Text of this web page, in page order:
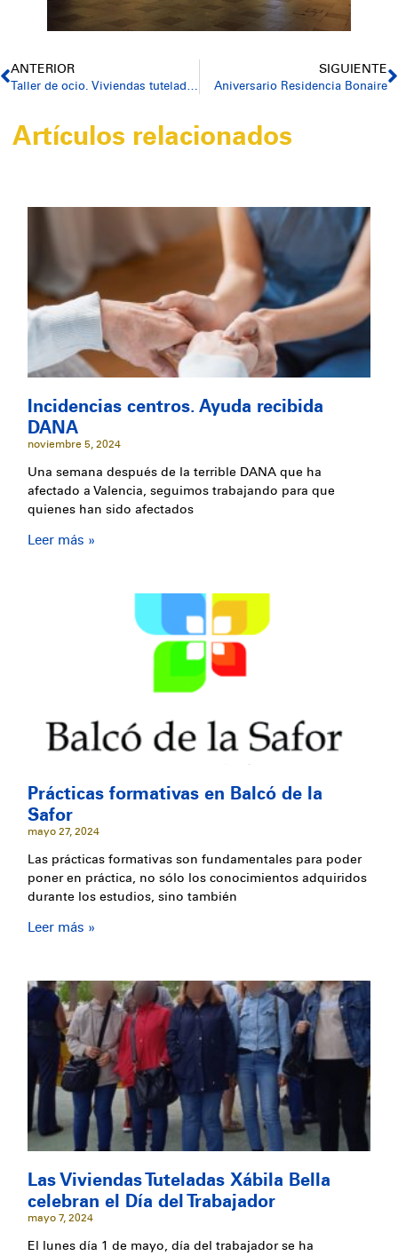
ANTERIOR SIGUIENTE
Aniversario Residencia Bonaire
Artículos relacionados
Incidencias centros. Ayuda recibida
DANA
noviembre 5, 2024
Una semana después de la terrible DANA que ha
afectado a Valencia, seguimos trabajando para que
quienes han sido afectados
Leer más »
Prácticas formativas en Balcó de la
Safor
mayo 27, 2024
Las prácticas formativas son fundamentales para poder
poner en práctica, no sólo los conocimientos adquiridos
durante los estudios, sino también
Leer más »
Las Viviendas Tuteladas Xábila Bella
celebran el Día del Trabajador
mayo 7, 2024
El lunes día 1 de mayo, día del trabajador se ha